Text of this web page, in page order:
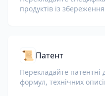
продуктів із
📜 Патент
Перекладайте
формул, технічних